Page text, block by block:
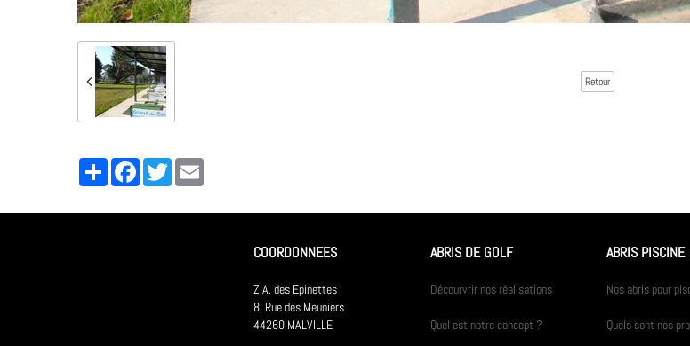
Retour
PartagerFacebookTwitter
COORDONNEES
Z.A. des Epinettes
8, Rue des Meuniers
44260 MALVILLE
ABRIS DE GOLF
Décourvrir nos réalisations
Quel est notre concept ?
ABRIS PISCINE
Nos abris pour
Quels sont nos